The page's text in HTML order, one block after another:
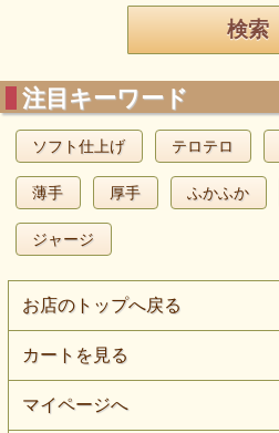
注目キーワード
ソフト仕上げ テロテロ
薄手 厚手 ふかふか
ジャージ
お店のトップへ戻る
カートを見る
マイページへ